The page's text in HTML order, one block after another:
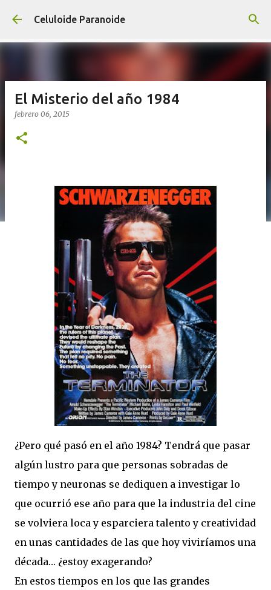
Ir al contenido principal
Celuloide Paranoide
El Misterio del año 1984
febrero 06, 2015
¿Pero qué pasó en el año 1984? Tendrá que pasar
algún lustro para que personas sobradas de
tiempo y neuronas se dediquen a investigar lo
que ocurrió ese año para que la industria del cine
se volviera loca y esparciera talento y creatividad
en unas cantidades de las que hoy viviríamos una
década… ¿estoy exagerando?
En estos tiempos en los que las grandes